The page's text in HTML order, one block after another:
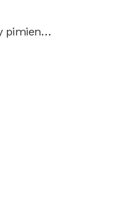
Funda de polímero para spray pimienta MK4